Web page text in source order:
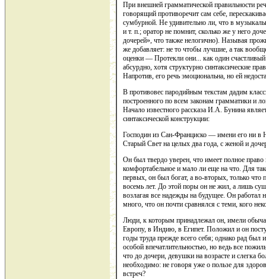
При внешней грамматической правильности
говорящий противоречит сам себе,
сумбурной. Не удивительно ли, что в
и т. п.; оратор не помнит, сколько же у него
дочерей», что также нелогично). Называя
же добавляет: не то чтобы лучшие, а так
оценки — Протекли они... как один
абсурдно, хотя структурно синтаксические
Напротив, его речь эмоциональна, но ей
В противовес пародийным текстам дадим
построенного по всем законам грамматики и
Начало известного рассказа И.А. Бунина
синтаксической конструкции:
Господин из Сан-Франциско — имени его ни в
Старый Свет на целых два года, с женой и
Он был твердо уверен, что имеет полное право
комфортабельное и мало ли еще на что. Для
первых, он был богат, а во-вторых, только что
восемь лет. До этой поры он не жил, а лишь
возлагая все надежды на будущее. Он работал
много, что он почти сравнялся с теми, кого
Люди, к которым принадлежал он, имели
Европу, в Индию, в Египет. Положил и он
годы труда прежде всего себя; однако рад был
особой впечатлительностью, но ведь все
что до дочери, девушки на возрасте и слегка
необходимо: не говоря уже о пользе для
встреч?